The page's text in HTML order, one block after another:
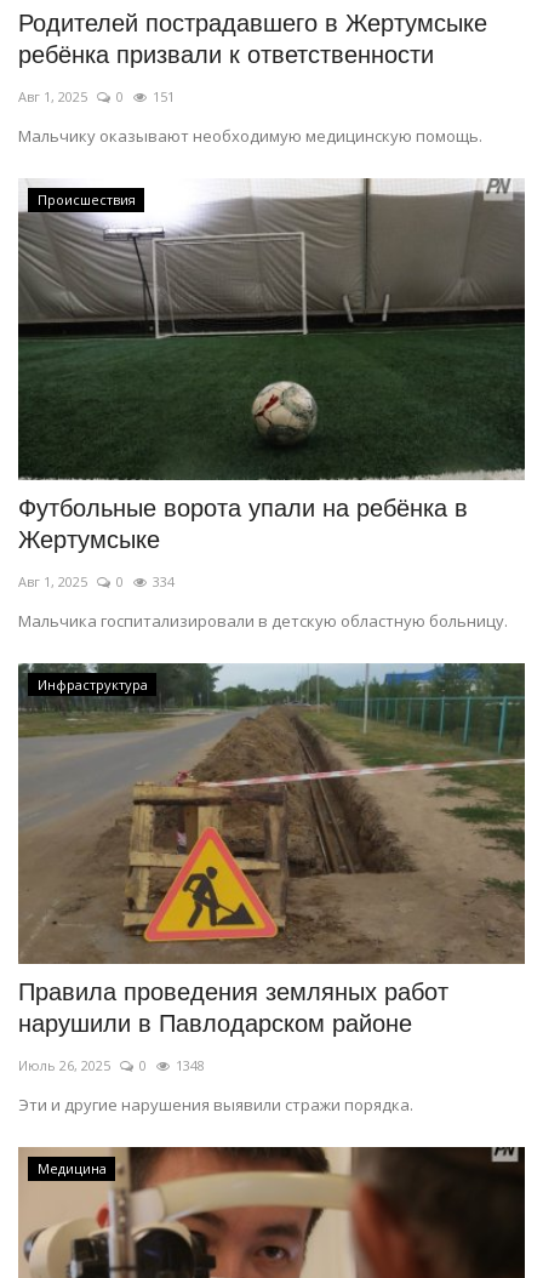
Родителей пострадавшего в Жертумсыке
ребёнка призвали к ответственности
Авг 1, 2025 0 151
Мальчику оказывают необходимую медицинскую помощь.
Происшествия
Футбольные ворота упали на ребёнка в
Жертумсыке
Авг 1, 2025 0 334
Мальчика госпитализировали в детскую областную больницу.
Инфраструктура
Правила проведения земляных работ
нарушили в Павлодарском районе
Июль 26, 2025 0 1348
Эти и другие нарушения выявили стражи порядка.
Медицина